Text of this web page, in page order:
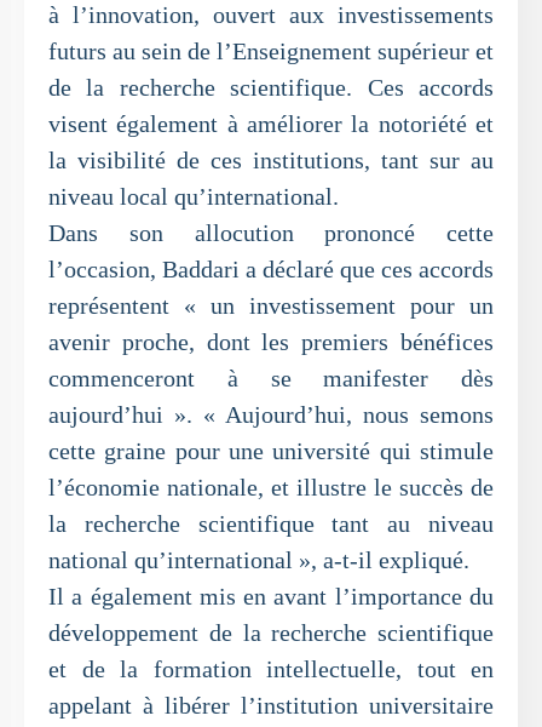
à l’innovation, ouvert aux investissements
futurs au sein de l’Enseignement supérieur et
de la recherche scientifique. Ces accords
visent également à améliorer la notoriété et
la visibilité de ces institutions, tant sur au
niveau local qu’international.
Dans son allocution prononcé cette
l’occasion, Baddari a déclaré que ces accords
représentent « un investissement pour un
avenir proche, dont les premiers bénéfices
commenceront à se manifester dès
aujourd’hui ». « Aujourd’hui, nous semons
cette graine pour une université qui stimule
l’économie nationale, et illustre le succès de
la recherche scientifique tant au niveau
national qu’international », a-t-il expliqué.
Il a également mis en avant l’importance du
développement de la recherche scientifique
et de la formation intellectuelle, tout en
appelant à libérer l’institution universitaire